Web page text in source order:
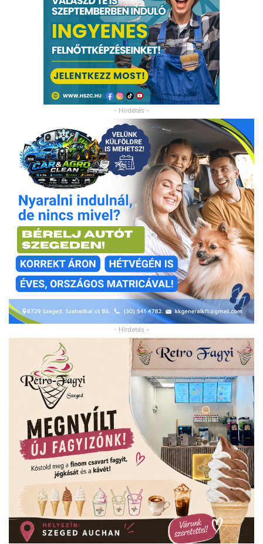
- Hirdetés -
- Hirdetés -